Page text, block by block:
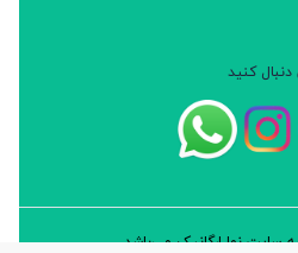
کنید
سایت نوا ارگانیک می‌باشد.